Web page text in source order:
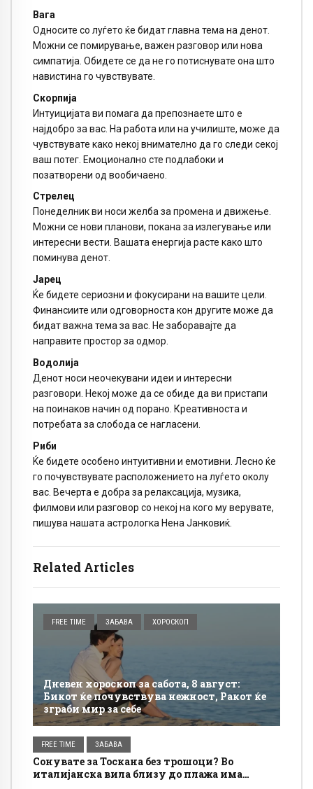
Related Articles
FREE TIME ЗАБАВА ХОРОСКОП
Дневен хороскоп за сабота, 8 август:
Бикот ќе почувствува нежност, Ракот ќе
зграби мир за себе
FREE TIME ЗАБАВА
Сонувате за Тоскана без трошоци? Во
италијанска вила близу до плажа има
Вага
Односите со луѓето ќе бидат главна тема на денот.
Можни се помирување, важен разговор или нова
симпатија. Обидете се да не го потиснувате она што
навистина го чувствувате.
Скорпија
Интуицијата ви помага да препознаете што е
најдобро за вас. На работа или на училиште, може да
чувствувате како некој внимателно да го следи секој
ваш потег. Емоционално сте подлабоки и
позатворени од вообичаено.
Стрелец
Понеделник ви носи желба за промена и движење.
Можни се нови планови, покана за излегување или
интересни вести. Вашата енергија расте како што
поминува денот.
Јарец
Ќе бидете сериозни и фокусирани на вашите цели.
Финансиите или одговорноста кон другите може да
бидат важна тема за вас. Не заборавајте да
направите простор за одмор.
Водолија
Денот носи неочекувани идеи и интересни
разговори. Некој може да се обиде да ви пристапи
на поинаков начин од порано. Креативноста и
потребата за слобода се нагласени.
Риби
Ќе бидете особено интуитивни и емотивни. Лесно ќе
го почувствувате расположението на луѓето околу
вас. Вечерта е добра за релаксација, музика,
филмови или разговор со некој на кого му верувате,
пишува нашата астрологка Нена Јанковиќ.